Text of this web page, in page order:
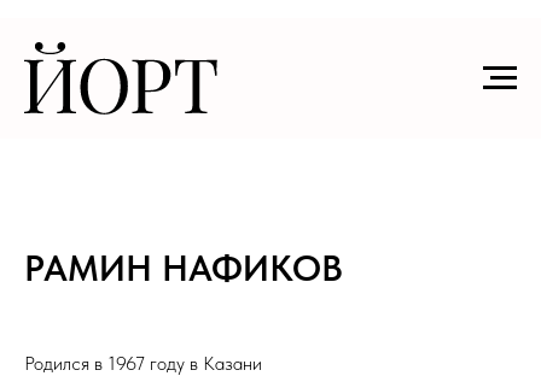
РАМИН НАФИКОВ
Родился в 1967 году в Казани